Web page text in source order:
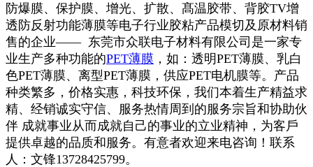
防爆膜、保护膜、增光、扩散、髙温胶带、背胶TV增
透防反射功能薄膜等电子行业胶粘产品模切及原材料销
售的企业—— 东莞市众联电子材料有限公司是一家专
业生产多种功能的PET薄膜 ，如：透明PET薄膜、乳白
色PET薄膜、离型PET薄膜，供应PET电机膜等。产品
种类繁多，价格实惠，科技环保，我们本着生产精益求
精、经销诚实守信、服务热情周到的服务宗旨和协助伙
伴 成就事业从而成就自己的事业的立业精神，为客戶
提供卓越的品质和服务。有意者欢迎来电咨询！联系
人：文锋13728425799。